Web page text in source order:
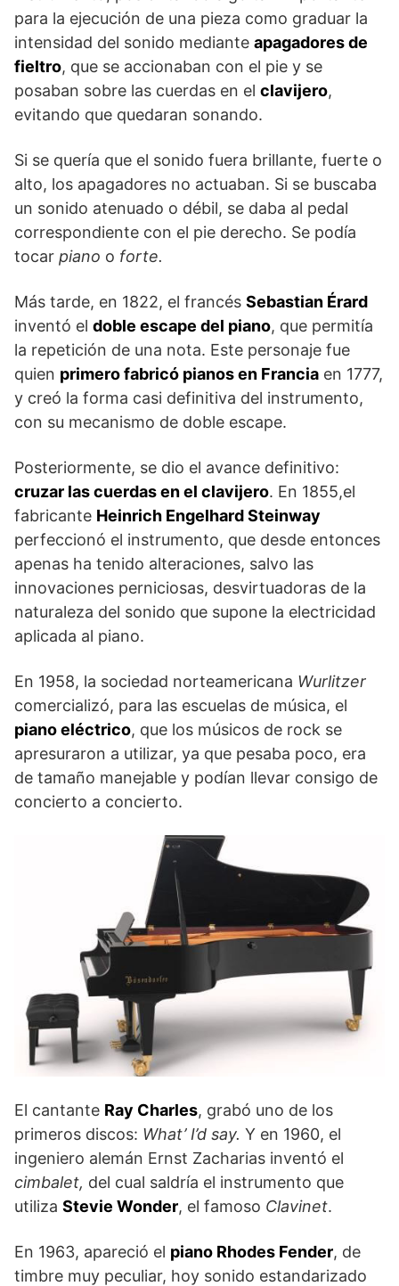
para la ejecución de una pieza como graduar la
intensidad del sonido mediante apagadores de
fieltro, que se accionaban con el pie y se
posaban sobre las cuerdas en el clavijero,
evitando que quedaran sonando.
Si se quería que el sonido fuera brillante, fuerte o
alto, los apagadores no actuaban. Si se buscaba
un sonido atenuado o débil, se daba al pedal
correspondiente con el pie derecho. Se podía
tocar piano o forte.
Más tarde, en 1822, el francés Sebastian Érard
inventó el doble escape del piano, que permitía
la repetición de una nota. Este personaje fue
quien primero fabricó pianos en Francia en 1777,
y creó la forma casi definitiva del instrumento,
con su mecanismo de doble escape.
Posteriormente, se dio el avance definitivo:
cruzar las cuerdas en el clavijero. En 1855,el
fabricante Heinrich Engelhard Steinway
perfeccionó el instrumento, que desde entonces
apenas ha tenido alteraciones, salvo las
innovaciones perniciosas, desvirtuadoras de la
naturaleza del sonido que supone la electricidad
aplicada al piano.
En 1958, la sociedad norteamericana Wurlitzer
comercializó, para las escuelas de música, el
piano eléctrico, que los músicos de rock se
apresuraron a utilizar, ya que pesaba poco, era
de tamaño manejable y podían llevar consigo de
concierto a concierto.
El cantante Ray Charles, grabó uno de los
primeros discos: What’ I’d say. Y en 1960, el
ingeniero alemán Ernst Zacharias inventó el
cimbalet, del cual saldría el instrumento que
utiliza Stevie Wonder, el famoso Clavinet.
En 1963, apareció el piano Rhodes Fender, de
timbre muy peculiar, hoy sonido estandarizado